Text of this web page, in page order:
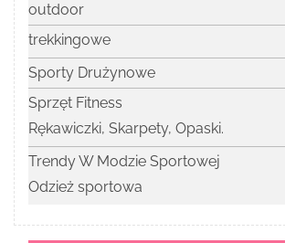
outdoor
trekkingowe
Sporty Drużynowe
Sprzęt Fitness
Rękawiczki, Skarpety, Opaski.
Trendy W Modzie Sportowej
Odzież sportowa